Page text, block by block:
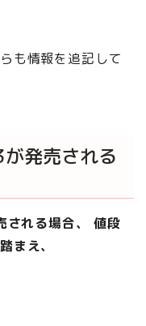
も情報を追記して
発売される
される場合、 値段
まえ、